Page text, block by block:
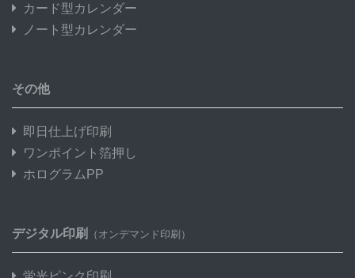
カード型カレンダー
ノート型カレンダー
その他
即日仕上げ印刷
ワンポイント箔押し
ホログラムPP
デジタル印刷 （オンデマンド印刷）